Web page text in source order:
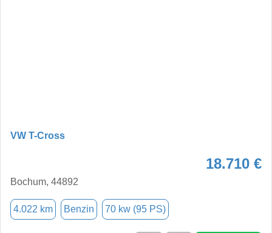
VW T-Cross
18.710 €
Bochum, 44892
4.022 km Benzin 70 kw (95 PS)